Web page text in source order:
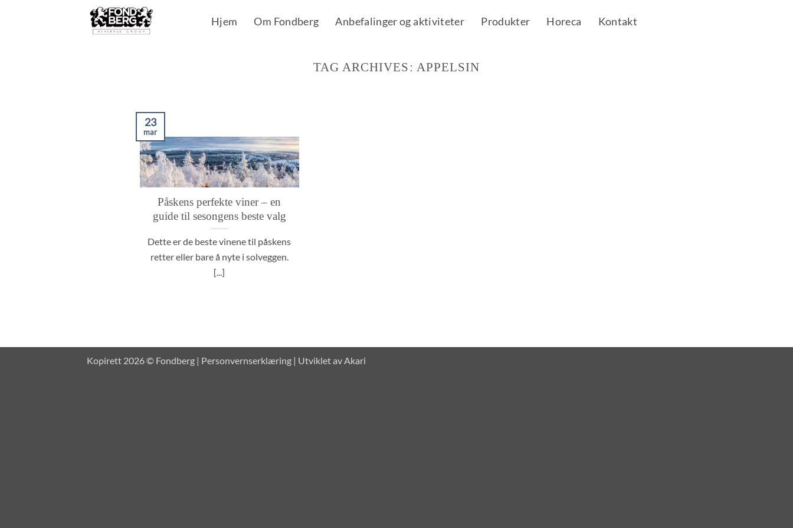
Hjem Om Fondberg Anbefalinger og aktiviteter Produkter Horeca Kontakt
TAG ARCHIVES: APPELSIN
Påskens perfekte viner – en
guide til sesongens beste valg
Dette er de beste vinene til påskens
retter eller bare å nyte i solveggen.
[...]
23
mar
Kopirett 2026 © Fondberg | Personvernserklæring | Utviklet avAkari